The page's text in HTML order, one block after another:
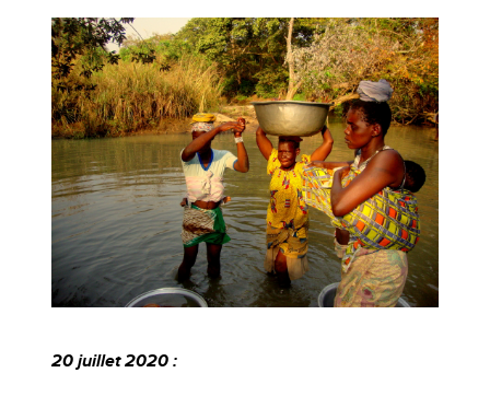
20 juillet 2020 :